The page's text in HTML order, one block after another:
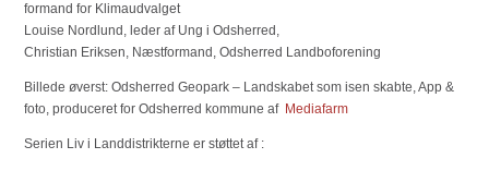
formand for Klimaudvalget
Louise Nordlund, leder af Ung i Odsherred,
Christian Eriksen, Næstformand, Odsherred Landboforening
Billede øverst: Odsherred Geopark – Landskabet som isen skabte, App &
foto, produceret for Odsherred kommune af Mediafarm
Serien Liv i Landdistrikterne er støttet af :